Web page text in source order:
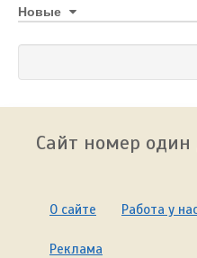
Новые
Сайт номер один
О сайте Работа у
Реклама